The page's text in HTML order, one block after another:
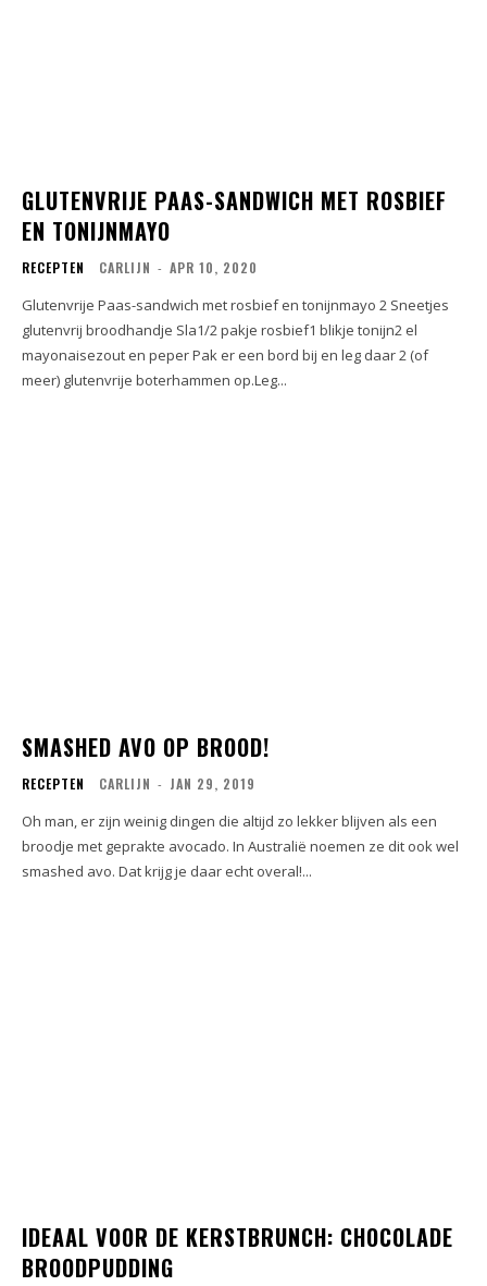
GLUTENVRIJE PAAS-SANDWICH MET ROSBIEF
EN TONIJNMAYO
RECEPTEN CARLIJN - APR 10, 2020
Glutenvrije Paas-sandwich met rosbief en tonijnmayo 2 Sneetjes
glutenvrij broodhandje Sla1/2 pakje rosbief1 blikje tonijn2 el
mayonaisezout en peper Pak er een bord bij en leg daar 2 (of
meer) glutenvrije boterhammen op.Leg...
SMASHED AVO OP BROOD!
RECEPTEN CARLIJN - JAN 29, 2019
Oh man, er zijn weinig dingen die altijd zo lekker blijven als een
broodje met geprakte avocado. In Australië noemen ze dit ook wel
smashed avo. Dat krijg je daar echt overal!...
IDEAAL VOOR DE KERSTBRUNCH: CHOCOLADE
BROODPUDDING